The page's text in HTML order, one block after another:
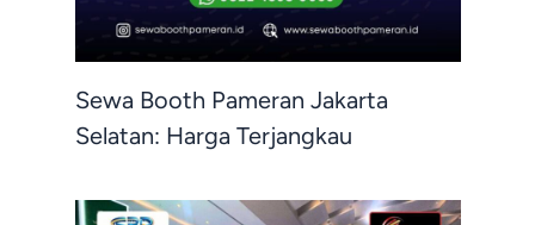
Sewa Booth Pameran Jakarta
Selatan: Harga Terjangkau